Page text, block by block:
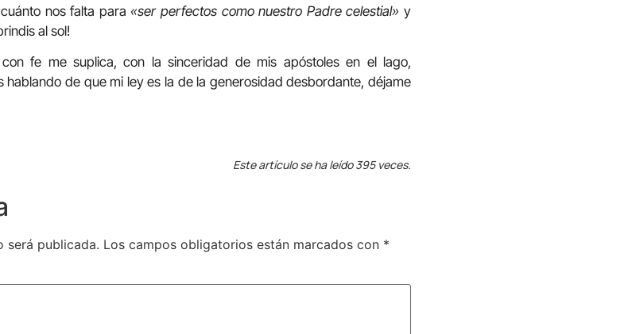
nos falta para «ser perfectos como nuestro Padre celestial» y
al sol!
fe me suplica, con la sinceridad de mis apóstoles en el lago,
hablando de que mi ley es la de la generosidad desbordante, déjame
Este artículo se ha leído 395 veces.
será publicada. Los campos obligatorios están marcados con *